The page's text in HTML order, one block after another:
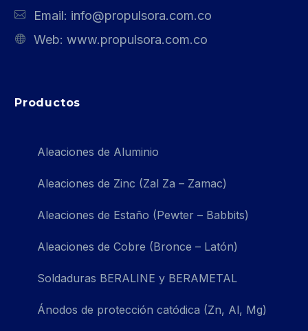
Email: info@propulsora.com.co
Web: www.propulsora.com.co
Productos
Aleaciones de Aluminio
Aleaciones de Zinc (Zal Za – Zamac)
Aleaciones de Estaño (Pewter – Babbits)
Aleaciones de Cobre (Bronce – Latón)
Soldaduras BERALINE y BERAMETAL
Ánodos de protección catódica (Zn, Al, Mg)